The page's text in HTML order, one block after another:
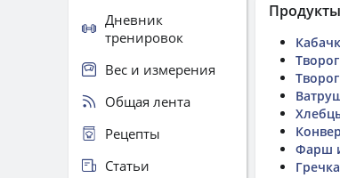
Фарш
Дневник
тренировок
Вес и измерения
Общая лента
Рецепты
Статьи